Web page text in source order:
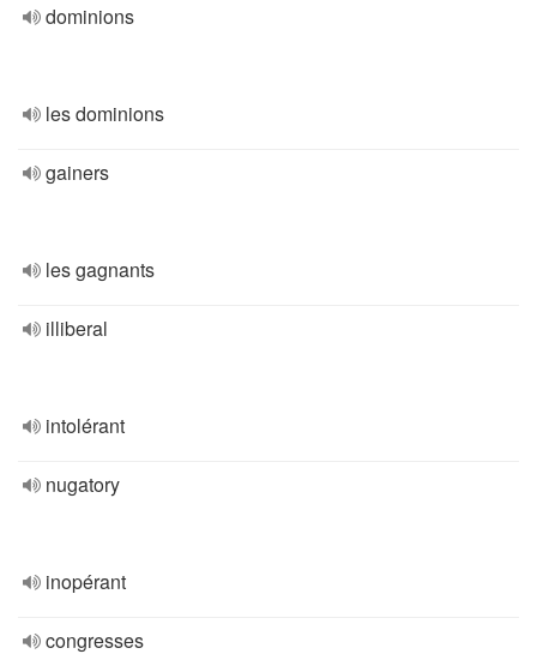
dominions
les dominions
gainers
les gagnants
illiberal
intolérant
nugatory
inopérant
congresses